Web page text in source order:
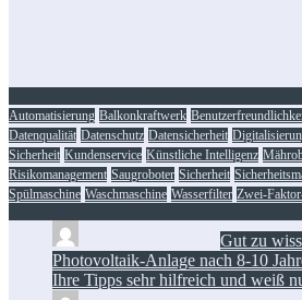
Automatisierung Balkonkraftwerk
Datenqualität Datenschutz Datensicherheit
Sicherheit Kundenservice Künstliche Intelligenz
Risikomanagement Saugroboter Sicherheit
Spülmaschine Waschmaschine Wasserfilter Zwei-
Gut zu
Photovoltaik-Anlage nach 8-10
Ihre Tipps sehr hilfreich und weiß